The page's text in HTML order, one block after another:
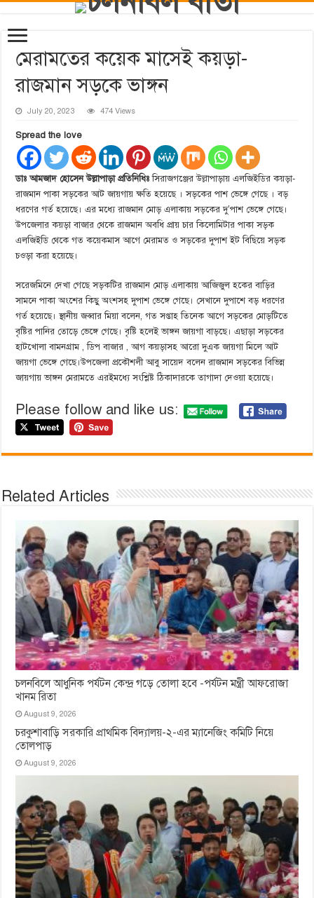
মেরামতের কয়েক মাসেই কয়ড়া-
রাজমান সড়কে ভাঙ্গন
July 20, 2023 474 Views
Spread the love
ডাঃ আমজাদ হোসেন উল্লাপাড়া প্রতিনিধিঃসিরাজগঞ্জের উল্লাপাড়ায় এলজিইডির কয়ড়া-
রাজমান পাকা সড়কের আট জায়গায় ক্ষতি হয়েছে । সড়কের পাশ ভেঙ্গে গেছে । বড়
ধরণের গর্ত হয়েছে। এর মধ্যে রাজমান মোড় এলাকায় সড়কের দু’পাশ ভেঙ্গে গেছে।
উপজেলার কয়ড়া বাজার থেকে রাজমান অবধি প্রায় চার কিলোমিটার পাকা সড়ক
এলজিইডি থেকে গত কয়েকমাস আগে মেরামত ও সড়কের দুপাশ ইট বিছিয়ে সড়ক
চওড়া করা হয়েছে।
সরেজমিনে দেখা গেছে সড়কটির রাজমান মোড় এলাকায় আজিজুল হকের বাড়ির
সামনে পাকা অংশের কিছু অংশসহ দুপাশ ভেঙ্গে গেছে। সেখানে দুপাশে বড় ধরণের
গর্ত হয়েছে। স্থানীয় জব্বার মিয়া বলেন, গত সপ্তাহ তিনেক আগে সড়কের মোড়টিতে
বৃষ্টির পানির তোড়ে ভেঙ্গে গেছে। বৃষ্টি হলেই ভাঙ্গন জায়গা বাড়ছে। এছাড়া সড়কের
হাটখোলা বামনগ্রাম , ডিপ বাজার , আগ কয়ড়াসহ আরো দুএক জায়গা মিলে আট
জায়গা ভেঙ্গে গেছে।উপজেলা প্রকৌশলী আবু সায়েদ বলেন রাজমান সড়কের বিভিন্ন
জায়গায় ভাঙ্গন মেরামতে এরইমধ্যে সংশ্লিষ্ট ঠিকাদারকে তাগাদা দেওয়া হয়েছে।
Please follow and like us:
Related Articles
চলনবিলে আধুনিক পর্যটন কেন্দ্র গড়ে তোলা হবে -পর্যটন মন্ত্রী আফরোজা
খানম রিতা
August 9, 2026
চরকুশাবাড়ি সরকারি প্রাথমিক বিদ্যালয়-২-এর ম্যানেজিং কমিটি নিয়ে
তোলপাড়
August 9, 2026